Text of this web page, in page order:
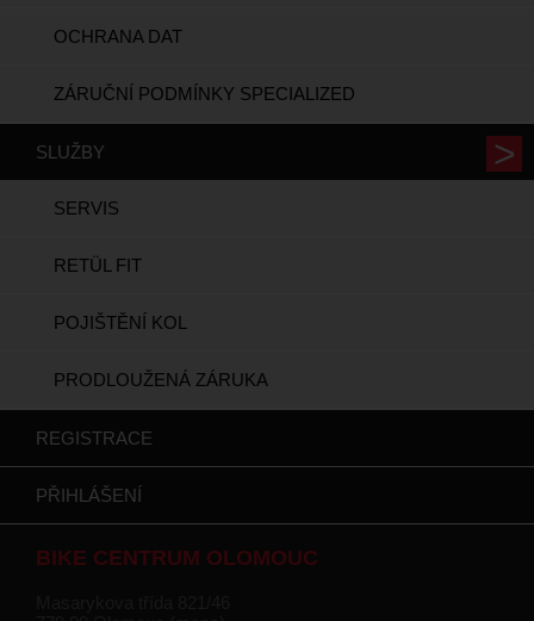
OCHRANA DAT
ZÁRUČNÍ PODMÍNKY SPECIALIZED
SLUŽBY
SERVIS
RETÜL FIT
POJIŠTĚNÍ KOL
PRODLOUŽENÁ ZÁRUKA
REGISTRACE
PŘIHLÁŠENÍ
BIKE CENTRUM OLOMOUC